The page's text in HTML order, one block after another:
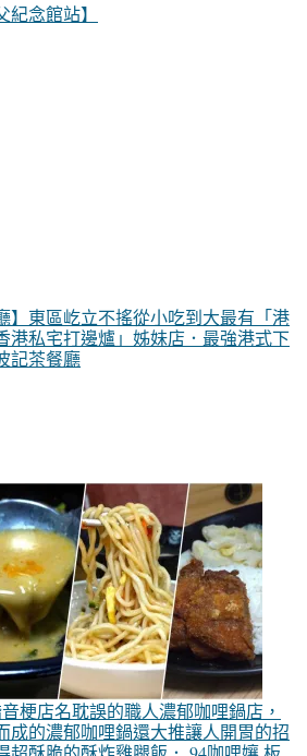
紀念館站】
】東區屹立不搖從小吃到大最有「港
港私宅打邊爐」姊妹店．最強港式下
記茶餐廳
音梗店名耽誤的職人濃郁咖哩鍋店，
成的濃郁咖哩鍋還大推讓人開胃的招